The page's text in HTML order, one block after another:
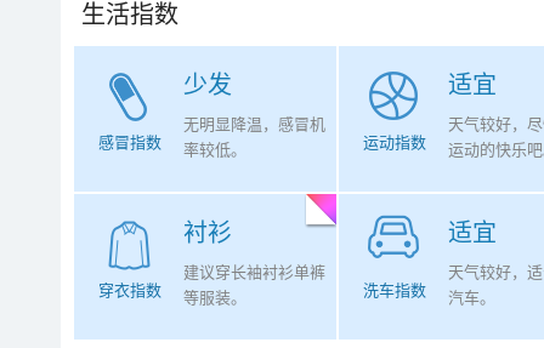
生活指数
少发
感冒指数
无明显降温，感冒机
率较低。
适宜
运动指数
天气较好，
运动的快乐
衬衫
穿衣指数
建议穿长袖衬衫单裤
等服装。
适宜
洗车指数
天气较好，
汽车。